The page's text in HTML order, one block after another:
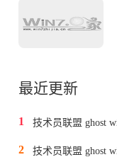
最近更新
1
2